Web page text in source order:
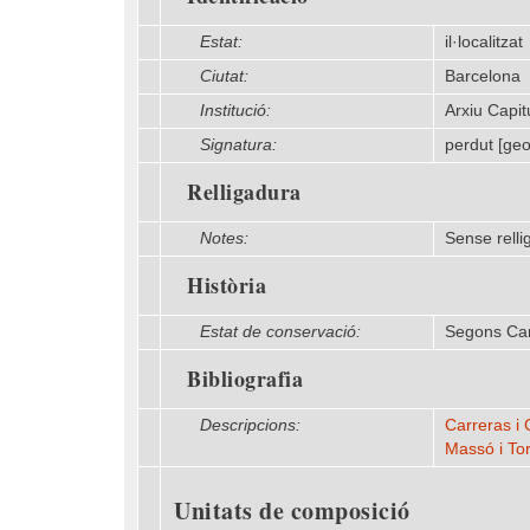
Estat:
il·localitzat
Ciutat:
Barcelona
Institució:
Arxiu
Signatura:
perdut
Relligadura
Notes: Sense
Història
Estat de conservació: Segons
Bibliografia
Descripcions:
Carreras i
Massó i
Unitats de composició